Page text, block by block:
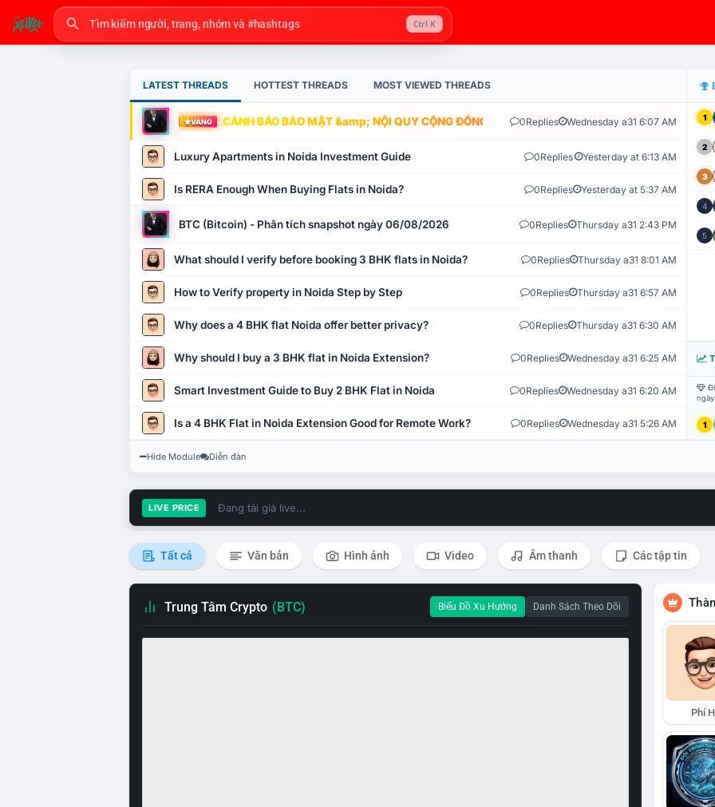
Ctrl K
LATEST THREADS HOTTEST THREADS MOST VIEWED THREADS
VÀNG CẢNH BÁO BẢO MẬT &amp; NỘI QUY CỘNG ĐỒNG VLIKE.VN: HỆ THỐNG GIÁM SÁT TỰ
0Replies Wednesday a31 6:07 AM
Luxury Apartments in Noida Investment Guide 0Replies Yesterday at 6:13 AM
Is RERA Enough When Buying Flats in Noida? 0Replies Yesterday at 5:37 AM
BTC (Bitcoin) - Phân tích snapshot ngày 06/08/2026 0Replies Thursday a31 2:43 PM
What should I verify before booking 3 BHK flats in Noida? 0Replies Thursday a31 8:01 AM
How to Verify property in Noida Step by Step 0Replies Thursday a31 6:57 AM
Why does a 4 BHK flat Noida offer better privacy? 0Replies Thursday a31 6:30 AM
Why should I buy a 3 BHK flat in Noida Extension? 0Replies Wednesday a31 6:25 AM
Smart Investment Guide to Buy 2 BHK Flat in Noida 0Replies Wednesday a31 6:20 AM
Is a 4 BHK Flat in Noida Extension Good for Remote Work? 0Replies Wednesday a31 5:26 AM
1
2
3
4
5
1
Hide Module Diễn đàn
LIVE PRICE Đang tải giá live...
Tất cả Văn bản Hình ảnh Video Âm thanh Các tập tin
Trung Tâm Crypto (BTC) Biểu Đồ Xu Hướng Danh Sách Theo Dõi
Phí